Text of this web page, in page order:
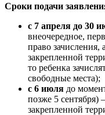
Сроки подачи
с 7 апреля до 30
внеочередное,
право зачисления,
закрепленной
то ребенка
свободные места);
с 6 июля до
позже 5 сентября)
закрепленной